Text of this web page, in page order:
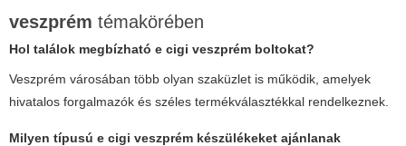
veszprém témakörében
Hol találok megbízható e cigi veszprém boltokat?
Veszprém városában több olyan szaküzlet is működik, amelyek
hivatalos forgalmazók és széles termékválasztékkal rendelkeznek.
Milyen típusú e cigi veszprém készülékeket ajánlanak